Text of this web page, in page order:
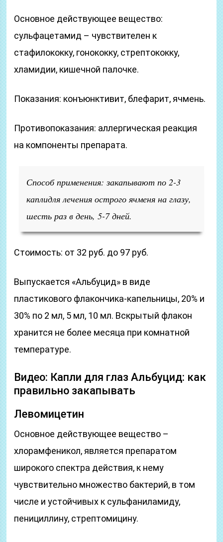
Основное действующее вещество:
сульфацетамид – чувствителен к
стафилококку, гонококку, стрептококку,
хламидии, кишечной палочке.
Показания: конъюнктивит, блефарит, ячмень.
Противопоказания: аллергическая реакция
на компоненты препарата.
Способ применения: закапывают по 2-3
каплидля лечения острого ячменя на глазу,
шесть раз в день, 5-7 дней.
Стоимость: от 32 руб. до 97 руб.
Выпускается «Альбуцид» в виде
пластикового флакончика-капельницы, 20% и
30% по 2 мл, 5 мл, 10 мл. Вскрытый флакон
хранится не более месяца при комнатной
температуре.
Видео: Капли для глаз Альбуцид: как
правильно закапывать
Левомицетин
Основное действующее вещество –
хлорамфеникол, является препаратом
широкого спектра действия, к нему
чувствительно множество бактерий, в том
числе и устойчивых к сульфаниламиду,
пенициллину, стрептомицину.